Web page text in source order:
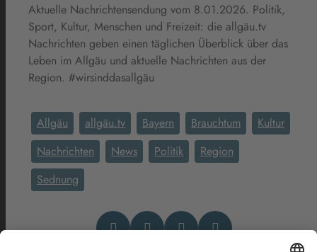
Aktuelle Nachrichtensendung vom 8.01.2026. Politik,
Sport, Kultur, Menschen und Freizeit: die allgäu.tv
Nachrichten geben einen täglichen Überblick über das
Leben im Allgäu und aktuelle Nachrichten aus der
Region. #wirsinddasallgäu
Allgäu allgäu.tv Bayern Brauchtum
Kultur
Nachrichten
News Politik
Region
Sednung